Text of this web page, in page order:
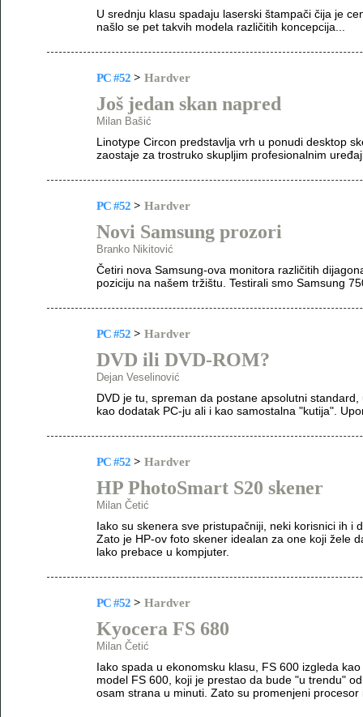
U srednju klasu spadaju laserski štampači čija je
našlo se pet takvih modela različitih koncepcija...
PC #52 > Hardver
Još jedan skan napred
Milan Bašić
Linotype Circon predstavlja vrh u ponudi desktop
zaostaje za trostruko skupljim profesionalnim
PC #52 > Hardver
Novi Samsung prozori
Branko Nikitović
Četiri nova Samsung-ova monitora različitih
poziciju na našem tržištu. Testirali smo Samsung
PC #52 > Hardver
DVD ili DVD-ROM?
Dejan Veselinović
DVD je tu, spreman da postane apsolutni
kao dodatak PC-ju ali i kao samostalna "kutija".
PC #52 > Hardver
HP PhotoSmart S20 skener
Milan Četić
Iako su skenera sve pristupačniji, neki korisnici ih i
Zato je HP-ov foto skener idealan za one koji žele
lako prebace u kompjuter.
PC #52 > Hardver
Kyocera FS 680
Milan Četić
Iako spada u ekonomsku klasu, FS 600 izgleda
model FS 600, koji je prestao da bude "u trendu"
osam strana u minuti. Zato su promenjeni procesor